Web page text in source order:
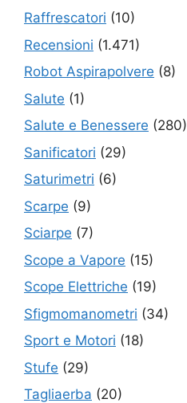
Raffrescatori (10)
Recensioni (1.471)
Robot Aspirapolvere (8)
Salute (1)
Salute e Benessere (280)
Sanificatori (29)
Saturimetri (6)
Scarpe (9)
Sciarpe (7)
Scope a Vapore (15)
Scope Elettriche (19)
Sfigmomanometri (34)
Sport e Motori (18)
Stufe (29)
Tagliaerba (20)